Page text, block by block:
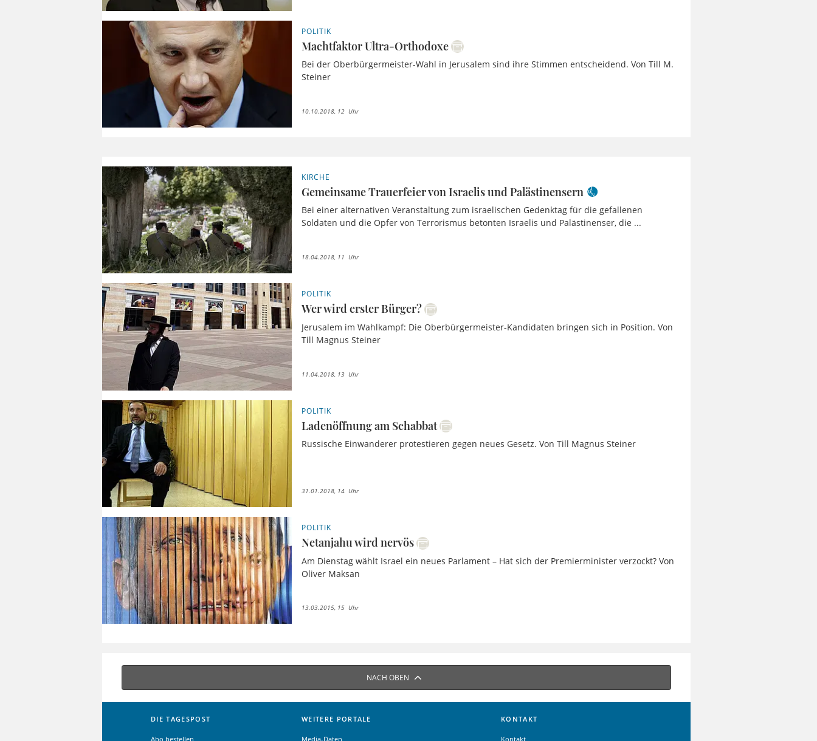
POLITIK
Machtfaktor Ultra-Orthodoxe
Bei der Oberbürgermeister-Wahl in Jerusalem sind ihre Stimmen entscheidend. Von Till M.
Steiner
10.10.2018, 12 Uhr
KIRCHE
Gemeinsame Trauerfeier von Israelis und Palästinensern
Bei einer alternativen Veranstaltung zum israelischen Gedenktag für die gefallenen
Soldaten und die Opfer von Terrorismus betonten Israelis und Palästinenser, die ...
18.04.2018, 11 Uhr
POLITIK
Wer wird erster Bürger?
Jerusalem im Wahlkampf: Die Oberbürgermeister-Kandidaten bringen sich in Position. Von
Till Magnus Steiner
11.04.2018, 13 Uhr
POLITIK
Ladenöffnung am Schabbat
Russische Einwanderer protestieren gegen neues Gesetz. Von Till Magnus Steiner
31.01.2018, 14 Uhr
POLITIK
Netanjahu wird nervös
Am Dienstag wählt Israel ein neues Parlament – Hat sich der Premierminister verzockt? Von
Oliver Maksan
13.03.2015, 15 Uhr
NACH OBEN
DIE TAGESPOST
Abo bestellen
WEITERE PORTALE
Media-Daten
KONTAKT
Kontakt